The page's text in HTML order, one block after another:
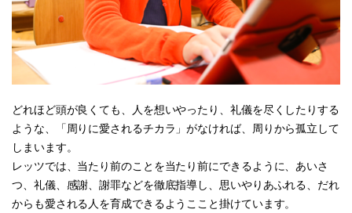
どれほど頭が良くても、人を想いやったり、礼儀を尽くしたりする
ような、「周りに愛されるチカラ」がなければ、周りから孤立して
しまいます。
レッツでは、当たり前のことを当たり前にできるように、あいさ
つ、礼儀、感謝、謝罪などを徹底指導し、思いやりあふれる、だれ
からも愛される人を育成できるようここと掛けています。